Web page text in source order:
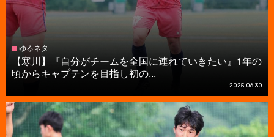
ゆるネタ
【寒川】『自分がチームを全国に連れていきたい』1年の
頃からキャプテンを目指し初の...
2025.06.30